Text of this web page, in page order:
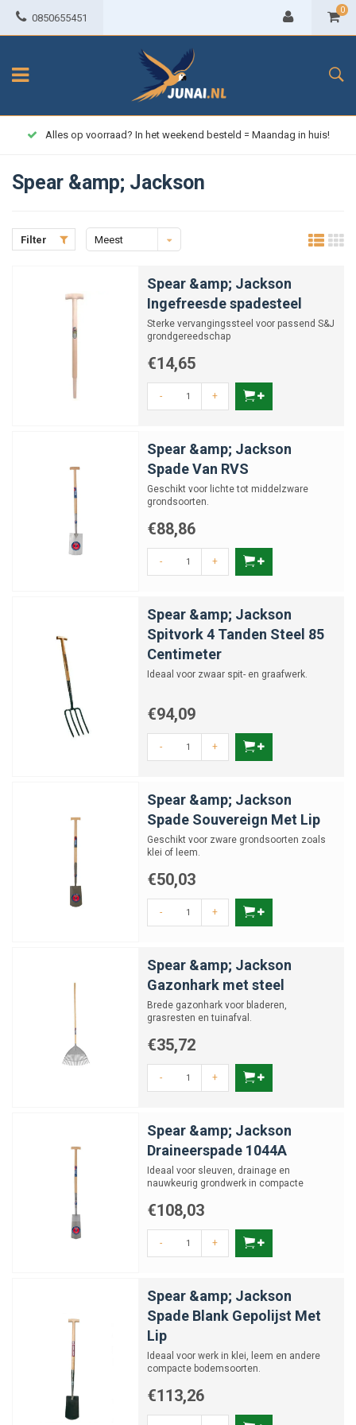
0850655451
0
Alles op voorraad? In het weekend besteld = Maandag in huis!
Spear &amp; Jackson
Filter
Meest
Spear &amp; Jackson
Ingefreesde spadesteel
Sterke vervangingssteel voor passend S&J
grondgereedschap
€14,65
- +
Spear &amp; Jackson
Spade Van RVS
Geschikt voor lichte tot middelzware
grondsoorten.
€88,86
- +
Spear &amp; Jackson
Spitvork 4 Tanden Steel 85
Centimeter
Ideaal voor zwaar spit- en graafwerk.
€94,09
- +
Spear &amp; Jackson
Spade Souvereign Met Lip
Geschikt voor zware grondsoorten zoals
klei of leem.
€50,03
- +
Spear &amp; Jackson
Gazonhark met steel
Brede gazonhark voor bladeren,
grasresten en tuinafval.
€35,72
- +
Spear &amp; Jackson
Draineerspade 1044A
Ideaal voor sleuven, drainage en
nauwkeurig grondwerk in compacte
€108,03
- +
Spear &amp; Jackson
Spade Blank Gepolijst Met
Lip
Ideaal voor werk in klei, leem en andere
compacte bodemsoorten.
€113,26